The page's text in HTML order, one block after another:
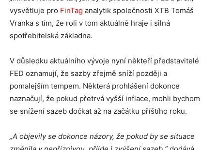
vysvětluje pro FinTag analytik společnosti XTB Tomáš
Vranka s tím, že roli v tom aktuálně hraje i silná
spotřebitelská základna.
V důsledku aktuálního vývoje nyní někteří představitelé
FED oznamují, že sazby zřejmě sníží později a
pomalejším tempem. Některá prohlášení dokonce
naznačují, že pokud přetrvá vyšší inflace, mohli bychom
se snížení sazeb dočkat až na začátku příštího roku.
„A objevily se dokonce názory, že pokud by se situace